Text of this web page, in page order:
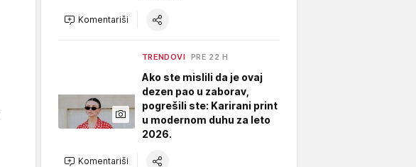
Komentariši
TRENDOVI PRE 22 H
Ako ste mislili da je ovaj
dezen pao u zaborav,
pogrešili ste: Karirani print
u modernom duhu za leto
2026.
Komentariši